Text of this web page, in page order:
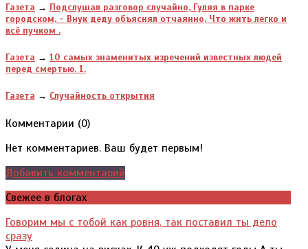
Газета → Подслушал разговор случайно, Гуляя в парке
городском, - Внук деду объяснял отчаянно, Что жить легко и
всё пучком .
Газета → 10 самых знаменитых изречений известных людей
перед смертью. 1.
Газета → Случайность открытия
Комментарии (0)
Нет комментариев. Ваш будет первым!
Добавить комментарий
Свежее в блогах
Говорим мы с тобой как ровня, так поставил ты дело
сразу